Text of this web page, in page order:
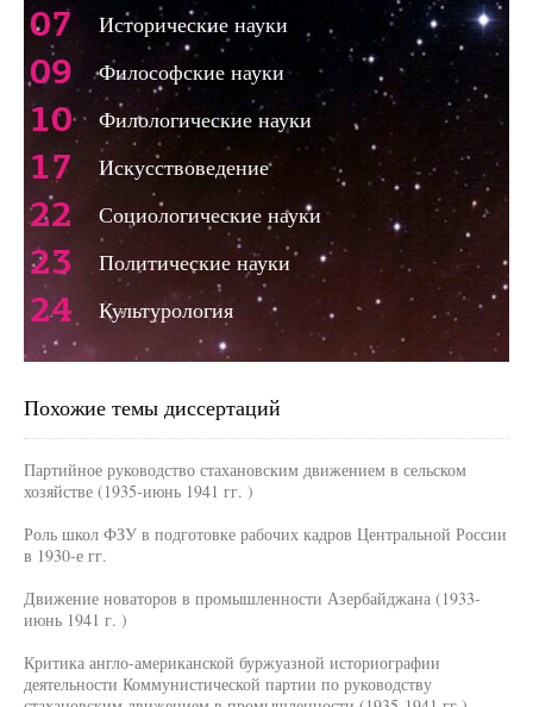
07 Исторические науки
09 Философские науки
10 Филологические науки
17 Искусствоведение
22 Социологические науки
23 Политические науки
24 Культурология
Похожие темы диссертаций
Партийное руководство стахановским движением в сельском
хозяйстве (1935-июнь 1941 гг. )
Роль школ ФЗУ в подготовке рабочих кадров Центральной России
в 1930-е гг.
Движение новаторов в промышленности Азербайджана (1933-
июнь 1941 г. )
Критика англо-американской буржуазной историографии
деятельности Коммунистической партии по руководству